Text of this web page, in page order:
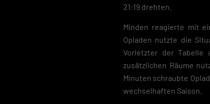
21:19 drehten.
Minden reagierte mit
Opladen nutzte die
Vorletzter der Tabelle
zusätzlichen Räume
Minuten schraubte
wechselhaften Saison.